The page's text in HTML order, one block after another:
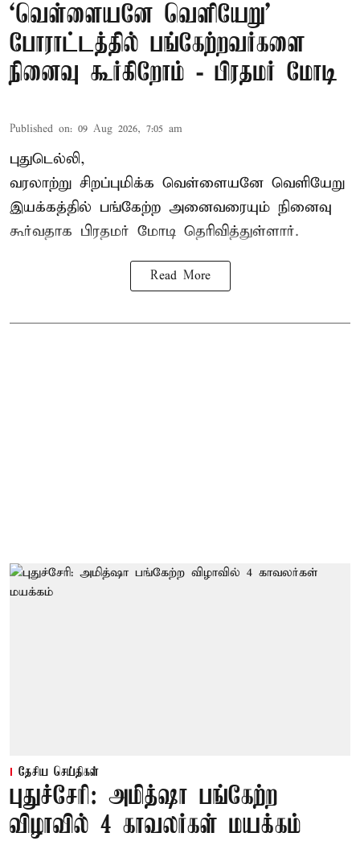
‘வெள்ளையனே வெளியேறு’
போராட்டத்தில் பங்கேற்றவர்களை
நினைவு கூர்கிறோம் - பிரதமர் மோடி
Published on: 09 Aug 2026, 7:05 am
புதுடெல்லி,
வரலாற்று சிறப்புமிக்க வெள்ளையனே வெளியேறு
இயக்கத்தில் பங்கேற்ற அனைவரையும் நினைவு
கூர்வதாக பிரதமர் மோடி தெரிவித்துள்ளார்.
Read More
தேசிய செய்திகள்
புதுச்சேரி: அமித்ஷா பங்கேற்ற
விழாவில் 4 காவலர்கள் மயக்கம்